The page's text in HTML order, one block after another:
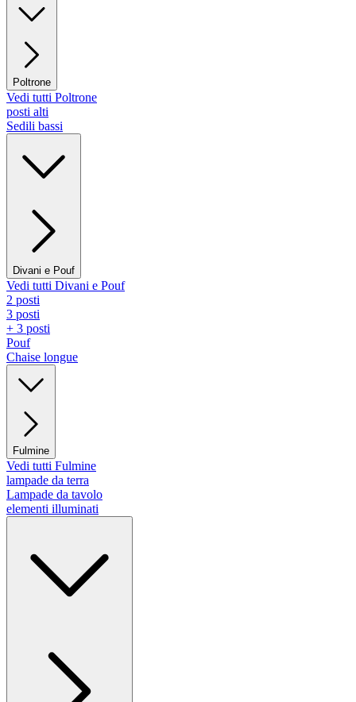
Poltrone
Vedi tutti Poltrone
posti alti
Sedili bassi
Divani e Pouf
Vedi tutti Divani e Pouf
2 posti
3 posti
+ 3 posti
Pouf
Chaise longue
Fulmine
Vedi tutti Fulmine
lampade da terra
Lampade da tavolo
elementi illuminati